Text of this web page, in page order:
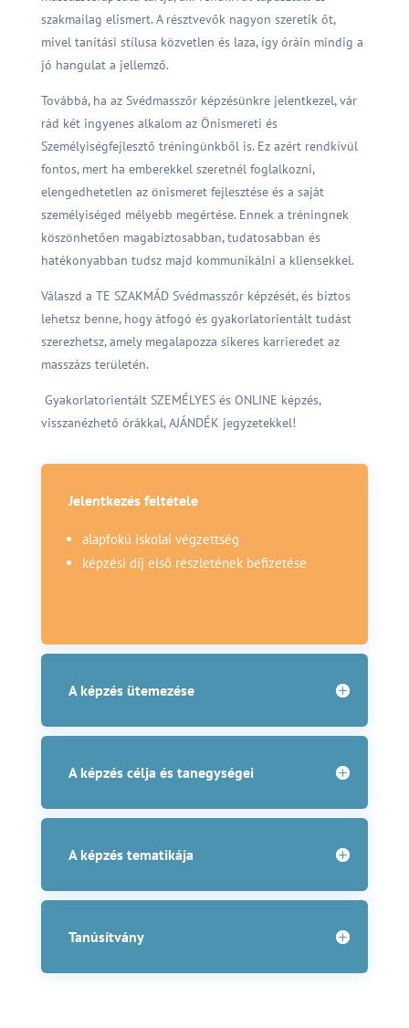
szakmailag elismert. A résztvevők nagyon szeretik őt,
mivel tanítási stílusa közvetlen és laza, így óráin mindig a
jó hangulat a jellemző.
Továbbá, ha az Svédmasszőr képzésünkre jelentkezel, vár
rád két ingyenes alkalom az Önismereti és
Személyiségfejlesztő tréningünkből is. Ez azért rendkívül
fontos, mert ha emberekkel szeretnél foglalkozni,
elengedhetetlen az önismeret fejlesztése és a saját
személyiséged mélyebb megértése. Ennek a tréningnek
köszönhetően magabiztosabban, tudatosabban és
hatékonyabban tudsz majd kommunikálni a kliensekkel.
Válaszd a TE SZAKMÁD Svédmasszőr képzését, és biztos
lehetsz benne, hogy átfogó és gyakorlatorientált tudást
szerezhetsz, amely megalapozza sikeres karrieredet az
masszázs területén.
Gyakorlatorientált SZEMÉLYES és ONLINE képzés,
visszanézhető órákkal, AJÁNDÉK jegyzetekkel!
Jelentkezés feltétele
alapfokú iskolai végzettség
képzési díj első részletének befizetése
A képzés ütemezése
A képzés célja és tanegységei
A képzés tematikája
Tanúsítvány